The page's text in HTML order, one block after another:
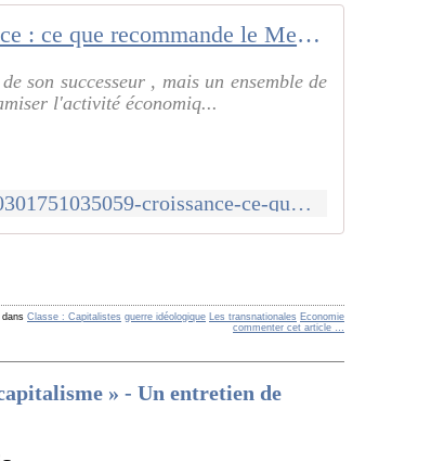
Croissance : ce que recommande le Medef
son successeur , mais un ensemble de
l'activité économiq...
https://www.lesechos.fr/economie-france/conjoncture/0301751035059-croissance-ce-que-recommande-le-medef-2181684.php
dansClasse : Capitalistes guerre idéologique Les transnationales Economie
commenter cet article …
» - Un entretien de